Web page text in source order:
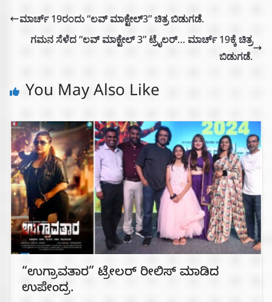
ಮಾರ್ಚ್ 19ರಂದು “ಲವ್ ಮಾಕ್ಟೇಲ್3” ಚಿತ್ರ ಬಿಡುಗಡೆ.
ಗಮನ ಸೆಳೆದ “ಲವ್‌ ಮಾಕ್ಟೇಲ್ 3” ಟ್ರೈಲರ್… ಮಾರ್ಚ್ 19ಕ್ಕೆ ಚಿತ್ರ
ಬಿಡುಗಡೆ.
You May Also Like
“ಉಗ್ರಾವತಾರ” ಟ್ರೇಲರ್‌ ರೀಲಿಸ್ ಮಾಡಿದ
ಉಪೇಂದ್ರ.